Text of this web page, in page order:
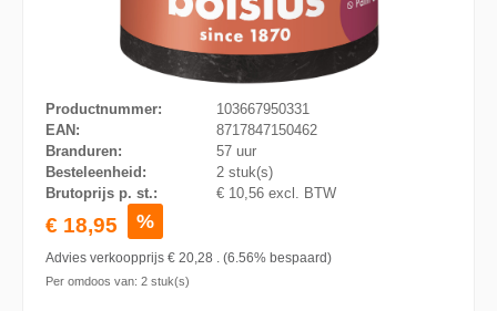
Productnummer:
103667950331
EAN:
8717847150462
Branduren:
57 uur
Besteleenheid:
2 stuk(s)
Brutoprijs p. st.:
€ 10,56 excl. BTW
€ 18,95 %
Advies verkoopprijs € 20,28 . (6.56% bespaard)
Per omdoos van: 2 stuk(s)